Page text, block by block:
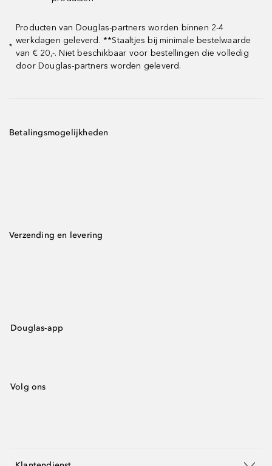
*
Producten van Douglas-partners worden binnen 2-4
werkdagen geleverd. **Staaltjes bij minimale bestelwaarde
van € 20,-. Niet beschikbaar voor bestellingen die volledig
door Douglas-partners worden geleverd.
Betalingsmogelijkheden
Verzending en levering
Douglas-app
Volg ons